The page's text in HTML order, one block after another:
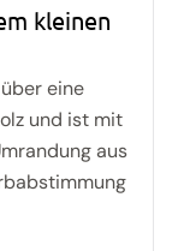
kleinen
eine
und ist mit
aus